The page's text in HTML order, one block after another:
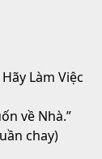
294Lượt Xem
Làm Việc
về Nhà.”
chay)